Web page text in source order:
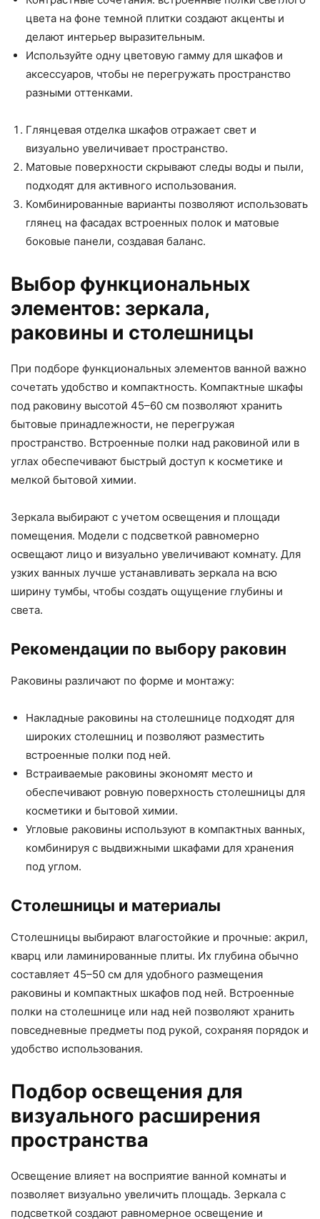
цвета на фоне темной плитки создают акценты и
делают интерьер выразительным.
Используйте одну цветовую гамму для шкафов и
аксессуаров, чтобы не перегружать пространство
разными оттенками.
Глянцевая отделка шкафов отражает свет и
визуально увеличивает пространство.
Матовые поверхности скрывают следы воды и пыли,
подходят для активного использования.
Комбинированные варианты позволяют использовать
глянец на фасадах встроенных полок и матовые
боковые панели, создавая баланс.
Выбор функциональных
элементов: зеркала,
раковины и столешницы
При подборе функциональных элементов ванной важно
сочетать удобство и компактность. Компактные шкафы
под раковину высотой 45–60 см позволяют хранить
бытовые принадлежности, не перегружая
пространство. Встроенные полки над раковиной или в
углах обеспечивают быстрый доступ к косметике и
мелкой бытовой химии.
Зеркала выбирают с учетом освещения и площади
помещения. Модели с подсветкой равномерно
освещают лицо и визуально увеличивают комнату. Для
узких ванных лучше устанавливать зеркала на всю
ширину тумбы, чтобы создать ощущение глубины и
света.
Рекомендации по выбору раковин
Раковины различают по форме и монтажу:
Накладные раковины на столешнице подходят для
широких столешниц и позволяют разместить
встроенные полки под ней.
Встраиваемые раковины экономят место и
обеспечивают ровную поверхность столешницы для
косметики и бытовой химии.
Угловые раковины используют в компактных ванных,
комбинируя с выдвижными шкафами для хранения
под углом.
Столешницы и материалы
Столешницы выбирают влагостойкие и прочные: акрил,
кварц или ламинированные плиты. Их глубина обычно
составляет 45–50 см для удобного размещения
раковины и компактных шкафов под ней. Встроенные
полки на столешнице или над ней позволяют хранить
повседневные предметы под рукой, сохраняя порядок и
удобство использования.
Подбор освещения для
визуального расширения
пространства
Освещение влияет на восприятие ванной комнаты и
позволяет визуально увеличить площадь. Зеркала с
подсветкой создают равномерное освещение и